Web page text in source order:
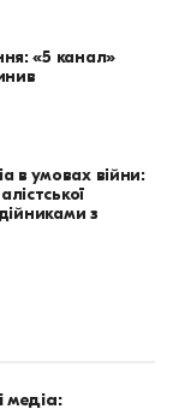
«5 канал»
в умовах війни:
з
медіа: